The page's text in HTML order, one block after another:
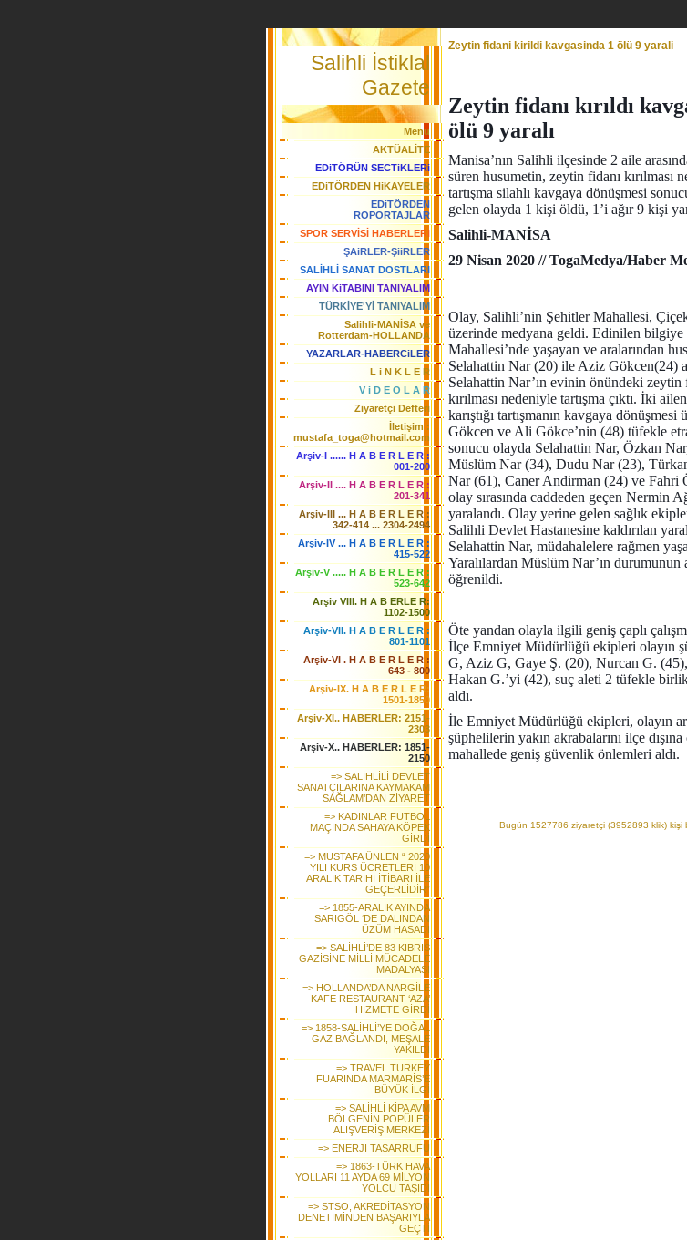
Salihli İstiklal
Gazete
Menü
AKTÜALİTE
EDiTÖRÜN SECTiKLERi
EDiTÖRDEN HiKAYELER
EDiTÖRDEN
RÖPORTAJLAR
SPOR SERVİSİ HABERLERi
ŞAiRLER-ŞiiRLER
SALİHLİ SANAT DOSTLARI
AYIN KiTABINI TANIYALIM
TÜRKİYE'Yİ TANIYALIM
Salihli-MANİSA ve
Rotterdam-HOLLANDA
YAZARLAR-HABERCiLER
L i N K L E R
V i D E O L A R
Ziyaretçi Defteri
İletişim :
mustafa_toga@hotmail.com
Arşiv-I ...... H A B E R L E R :
001-200
Arşiv-II .... H A B E R L E R :
201-341
Arşiv-III ... H A B E R L E R :
342-414 ... 2304-2494
Arşiv-IV ... H A B E R L E R :
415-522
Arşiv-V ..... H A B E R L E R :
523-642
Arşiv VIII. H A B ERLE R:
1102-1500
Arşiv-VII. H A B E R L E R :
801-1101
Arşiv-VI . H A B E R L E R :
643 - 800
Arşiv-IX. H A B E R L E R:
1501-1850
Arşiv-XI.. HABERLER: 2151-
2303
Arşiv-X.. HABERLER: 1851-
2150
=> SALİHLİLİ DEVLET
SANATÇILARINA KAYMAKAM
SAĞLAM’DAN ZİYARET
=> KADINLAR FUTBOL
MAÇINDA SAHAYA KÖPEK
GİRDİ
=> MUSTAFA ÜNLEN “ 2020
YILI KURS ÜCRETLERİ 10
ARALIK TARİHİ İTİBARI İLE
GEÇERLİDİR”
=> 1855-ARALIK AYINDA
SARIGÖL ‘DE DALINDAN
ÜZÜM HASADI
=> SALİHLİ’DE 83 KIBRIS
GAZİSİNE MİLLİ MÜCADELE
MADALYASI
=> HOLLANDA’DA NARGİLE
KAFE RESTAURANT ‘AZA’
HİZMETE GİRDİ
=> 1858-SALİHLİ’YE DOĞAL
GAZ BAĞLANDI, MEŞALE
YAKILDI
=> TRAVEL TURKEY
FUARINDA MARMARİS’E
BÜYÜK İLGİ
=> SALİHLİ KİPA AVM
BÖLGENİN POPÜLER
ALIŞVERİŞ MERKEZİ
=> ENERJİ TASARRUFU
=> 1863-TÜRK HAVA
YOLLARI 11 AYDA 69 MİLYON
YOLCU TAŞIDI
=> STSO, AKREDİTASYON
DENETİMİNDEN BAŞARIYLA
GEÇTİ
Zeytin fidani kirildi kavgasinda 1 ölü 9 yarali
Zeytin fidanı kırıldı
ölü 9 yaralı
Manisa’nın Salihli ilçesinde 2 aile
süren husumetin, zeytin fidanı kırılması
tartışma silahlı kavgaya dönüşmesi
gelen olayda 1 kişi öldü, 1’i ağır 9 kişi
Salihli-MANİSA
29 Nisan 2020 // TogaMedya/Haber
Olay, Salihli’nin Şehitler Mahallesi,
üzerinde medyana geldi. Edinilen bilgiye
Mahallesi’nde yaşayan ve aralarından
Selahattin Nar (20) ile Aziz Gökcen(24)
Selahattin Nar’ın evinin önündeki zeytin
kırılması nedeniyle tartışma çıktı. İki
karıştığı tartışmanın kavgaya
Gökcen ve Ali Gökce’nin (48) tüfekle
sonucu olayda Selahattin Nar, Özkan
Müslüm Nar (34), Dudu Nar (23),
Nar (61), Caner Andirman (24) ve Fahri
olay sırasında caddeden geçen Nermin
yaralandı. Olay yerine gelen sağlık
Salihli Devlet Hastanesine kaldırılan
Selahattin Nar, müdahalelere rağmen
Yaralılardan Müslüm Nar’ın durumunun
öğrenildi.
Öte yandan olayla ilgili geniş çaplı
İlçe Emniyet Müdürlüğü ekipleri olayın
G, Aziz G, Gaye Ş. (20), Nurcan G.
Hakan G.’yi (42), suç aleti 2 tüfekle
aldı.
İle Emniyet Müdürlüğü ekipleri, olayın
şüphelilerin yakın akrabalarını ilçe dışına
mahallede geniş güvenlik önlemleri aldı.
Bugün 1527786 ziyaretçi (3952893 klik) kişi